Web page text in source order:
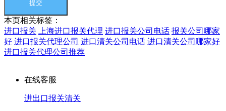
本页相关标签：
进口报关
上海进口报关代理 进口报关公司电话 报关公司哪家
好 进口报关代理公司 进口清关公司电话 进口清关公司哪家好
进口报关代理公司推荐
在线客服
进出口报关清关